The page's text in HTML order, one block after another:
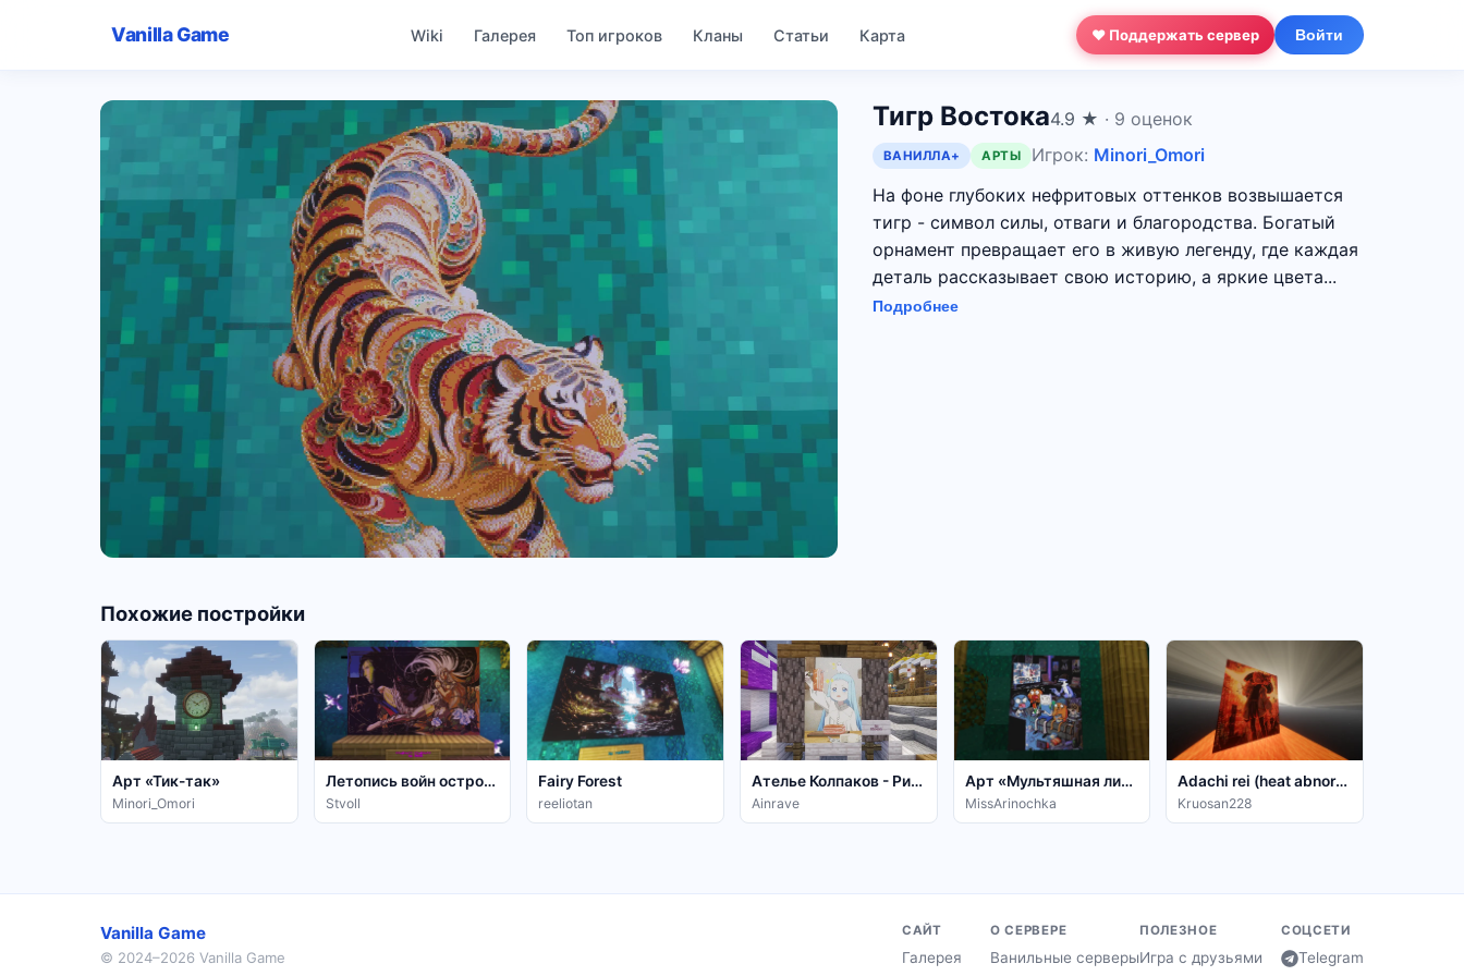
Vanilla Game Wiki Галерея Топ игроков Кланы Статьи Карта ❤ Поддержать сервер Войти
Тигр Востока4.9 ★ · 9 оценок
ВАНИЛЛА+ АРТЫ Игрок: Minori_Omori
На фоне глубоких нефритовых оттенков возвышается
тигр - символ силы, отваги и благородства. Богатый
орнамент превращает его в живую легенду, где каждая
деталь рассказывает свою историю, а яркие цвета...
Подробнее
Похожие постройки
Арт «Тик-так»
Minori_Omori
Летопись войн острова Лодосс
Stvoll
Fairy Forest
reeliotan
Ателье Колпаков - Риче
Ainrave
Арт «Мультяшная лига геймеров»🎮
MissArinochka
Adachi rei (heat abnormal)
Kruosan228
Vanilla Game
© 2024–2026 Vanilla Game
САЙТ
Галерея
О СЕРВЕРЕ
Ванильные серверы
ПОЛЕЗНОЕ
Игра с друзьями
СОЦСЕТИ
Telegram